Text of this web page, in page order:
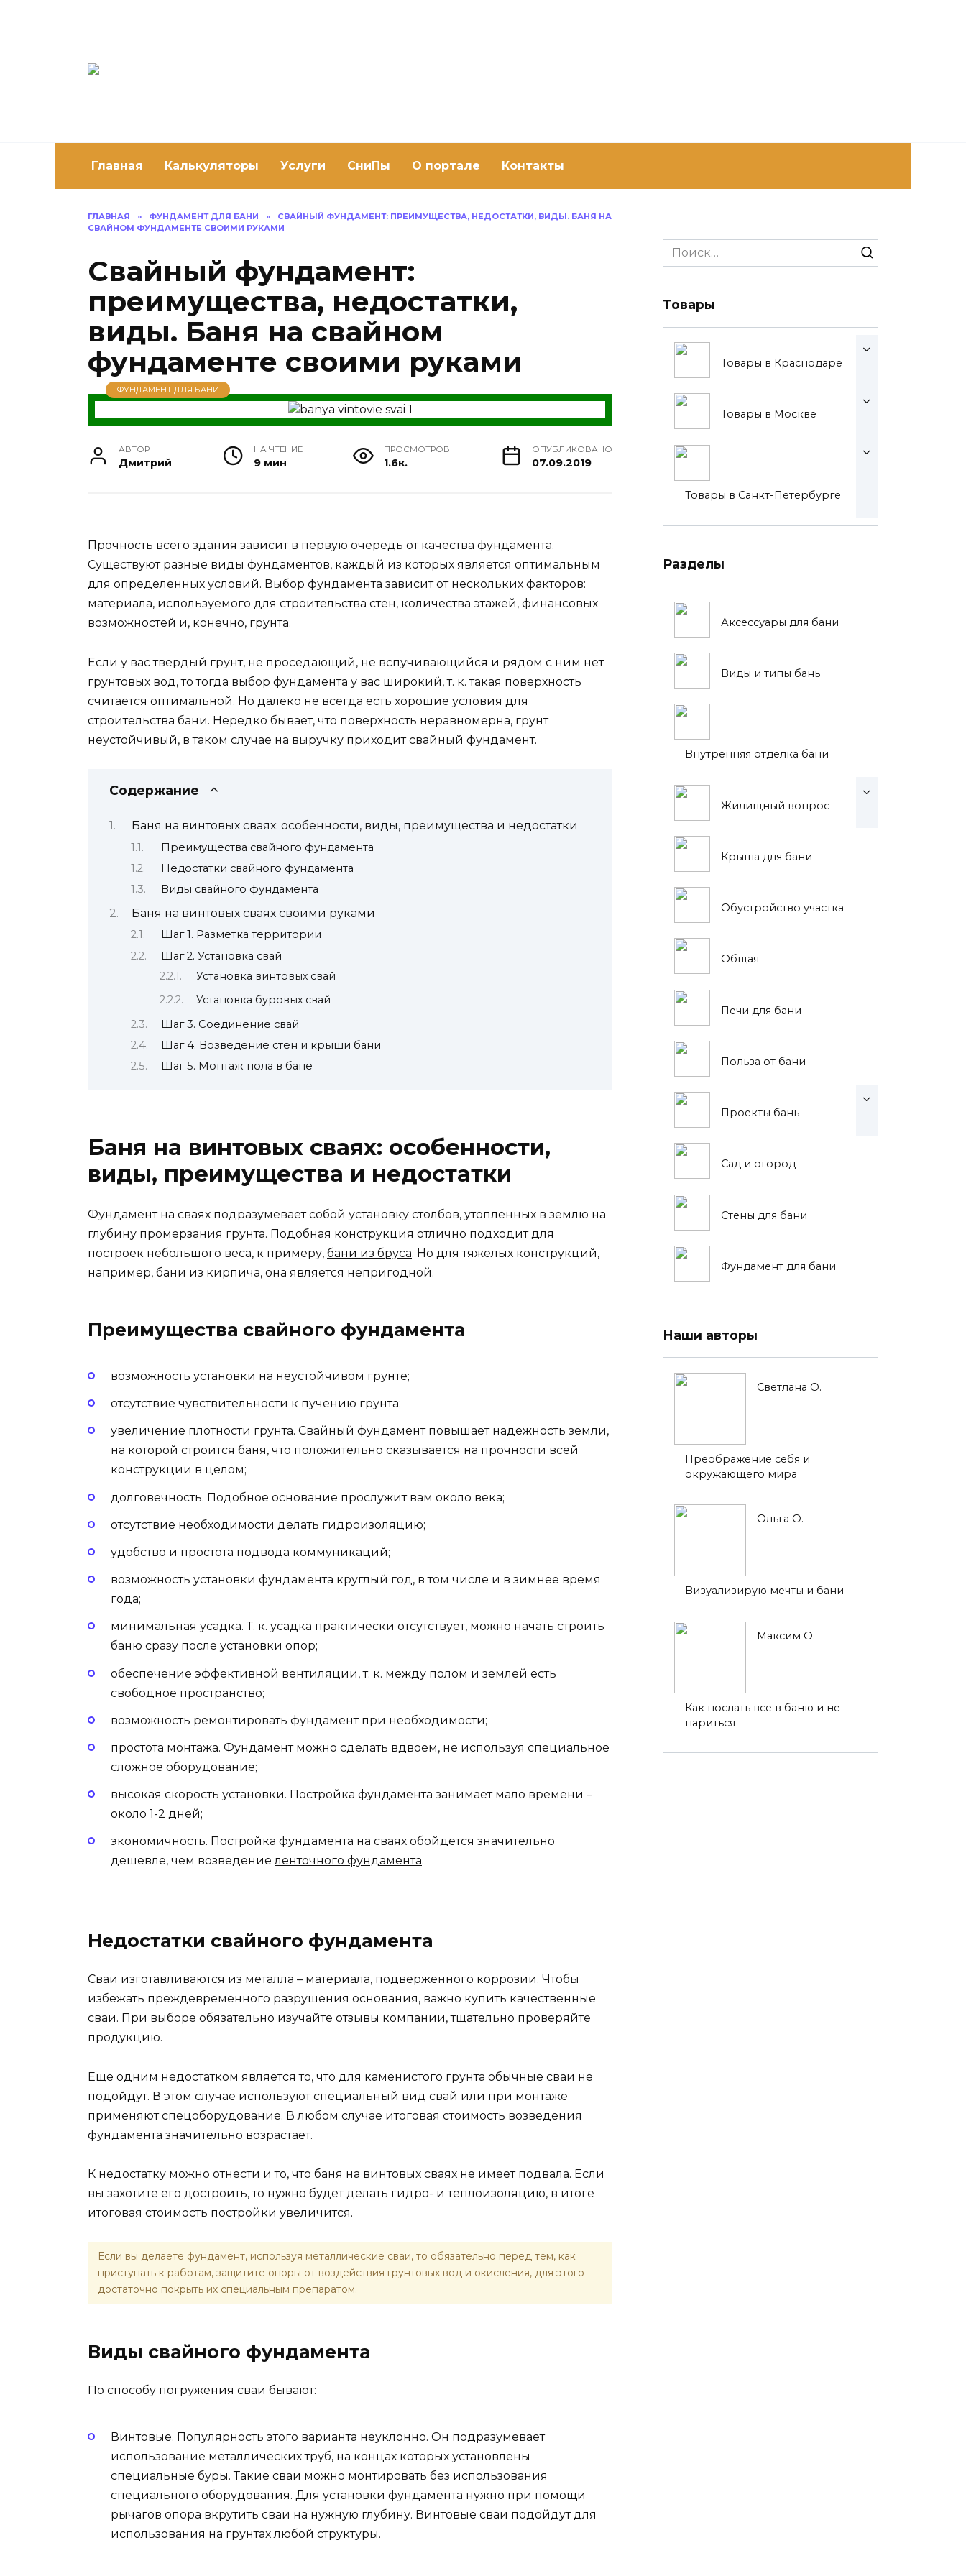
Главная Калькуляторы Услуги СниПы О портале Контакты
ГЛАВНАЯ » ФУНДАМЕНТ ДЛЯ БАНИ »
СВАЙНЫЙ ФУНДАМЕНТ: ПРЕИМУЩЕСТВА, НЕДОСТАТКИ, ВИДЫ. БАНЯ НА
СВАЙНОМ ФУНДАМЕНТЕ СВОИМИ РУКАМИ
Свайный фундамент:
преимущества, недостатки,
виды. Баня на свайном
фундаменте своими руками
ФУНДАМЕНТ ДЛЯ БАНИ
АВТОР
Дмитрий
НА ЧТЕНИЕ
9 мин
ПРОСМОТРОВ
1.6к.
ОПУБЛИКОВАНО
07.09.2019
Прочность всего здания зависит в первую очередь от качества фундамента.
Существуют разные виды фундаментов, каждый из которых является оптимальным
для определенных условий. Выбор фундамента зависит от нескольких факторов:
материала, используемого для строительства стен, количества этажей, финансовых
возможностей и, конечно, грунта.
Если у вас твердый грунт, не проседающий, не вспучивающийся и рядом с ним нет
грунтовых вод, то тогда выбор фундамента у вас широкий, т. к. такая поверхность
считается оптимальной. Но далеко не всегда есть хорошие условия для
строительства бани. Нередко бывает, что поверхность неравномерна, грунт
неустойчивый, в таком случае на выручку приходит свайный фундамент.
Содержание
Баня на винтовых сваях: особенности, виды, преимущества и недостатки
Преимущества свайного фундамента
Недостатки свайного фундамента
Виды свайного фундамента
Баня на винтовых сваях своими руками
Шаг 1. Разметка территории
Шаг 2. Установка свай
Установка винтовых свай
Установка буровых свай
Шаг 3. Соединение свай
Шаг 4. Возведение стен и крыши бани
Шаг 5. Монтаж пола в бане
Баня на винтовых сваях: особенности,
виды, преимущества и недостатки
Фундамент на сваях подразумевает собой установку столбов, утопленных в землю на
глубину промерзания грунта. Подобная конструкция отлично подходит для
построек небольшого веса, к примеру, бани из бруса. Но для тяжелых конструкций,
например, бани из кирпича, она является непригодной.
Преимущества свайного фундамента
возможность установки на неустойчивом грунте;
отсутствие чувствительности к пучению грунта;
увеличение плотности грунта. Свайный фундамент повышает надежность земли,
на которой строится баня, что положительно сказывается на прочности всей
конструкции в целом;
долговечность. Подобное основание прослужит вам около века;
отсутствие необходимости делать гидроизоляцию;
удобство и простота подвода коммуникаций;
возможность установки фундамента круглый год, в том числе и в зимнее время
года;
минимальная усадка. Т. к. усадка практически отсутствует, можно начать строить
баню сразу после установки опор;
обеспечение эффективной вентиляции, т. к. между полом и землей есть
свободное пространство;
возможность ремонтировать фундамент при необходимости;
простота монтажа. Фундамент можно сделать вдвоем, не используя специальное
сложное оборудование;
высокая скорость установки. Постройка фундамента занимает мало времени –
около 1-2 дней;
экономичность. Постройка фундамента на сваях обойдется значительно
дешевле, чем возведениеленточного фундамента.
Недостатки свайного фундамента
Сваи изготавливаются из металла – материала, подверженного коррозии. Чтобы
избежать преждевременного разрушения основания, важно купить качественные
сваи. При выборе обязательно изучайте отзывы компании, тщательно проверяйте
продукцию.
Еще одним недостатком является то, что для каменистого грунта обычные сваи не
подойдут. В этом случае используют специальный вид свай или при монтаже
применяют спецоборудование. В любом случае итоговая стоимость возведения
фундамента значительно возрастает.
К недостатку можно отнести и то, что баня на винтовых сваях не имеет подвала. Если
вы захотите его достроить, то нужно будет делать гидро- и теплоизоляцию, в итоге
итоговая стоимость постройки увеличится.
Если вы делаете фундамент, используя металлические сваи, то обязательно перед тем, как
приступать к работам, защитите опоры от воздействия грунтовых вод и окисления, для этого
достаточно покрыть их специальным препаратом.
Виды свайного фундамента
По способу погружения сваи бывают:
Винтовые. Популярность этого варианта неуклонно. Он подразумевает
использование металлических труб, на концах которых установлены
специальные буры. Такие сваи можно монтировать без использования
специального оборудования. Для установки фундамента нужно при помощи
рычагов опора вкрутить сваи на нужную глубину. Винтовые сваи подойдут для
использования на грунтах любой структуры.
Search
for:
Товары
Товары в Краснодаре
Товары в Москве
Товары в Санкт-Петербурге
Разделы
Аксессуары для бани
Виды и типы бань
Внутренняя отделка бани
Жилищный вопрос
Крыша для бани
Обустройство участка
Общая
Печи для бани
Польза от бани
Проекты бань
Сад и огород
Стены для бани
Фундамент для бани
Наши авторы
Светлана О.
Преображение себя и
окружающего мира
Ольга О.
Визуализирую мечты и бани
Максим О.
Как послать все в баню и не
париться